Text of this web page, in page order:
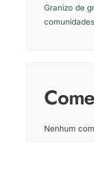
Granizo de
Nenhum